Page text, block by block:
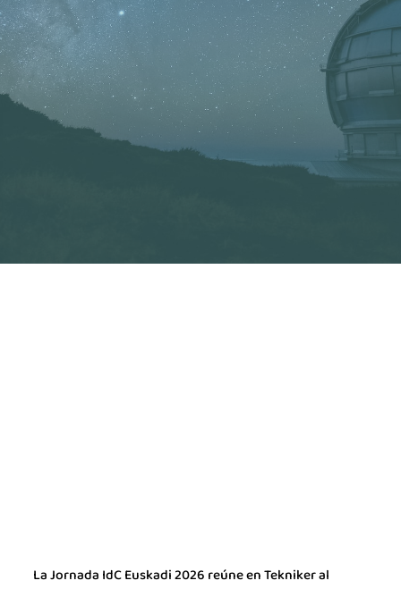
La Jornada IdC Euskadi 2026 reúne en Tekniker al